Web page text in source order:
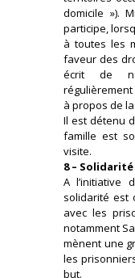
domicile »).
participe,
à toutes les
faveur des
écrit de
à propos de
Il est détenu
famille est
visite.
8 – Solidarité
A l’initiative
solidarité est
avec les
notamment
mènent une
les
but.